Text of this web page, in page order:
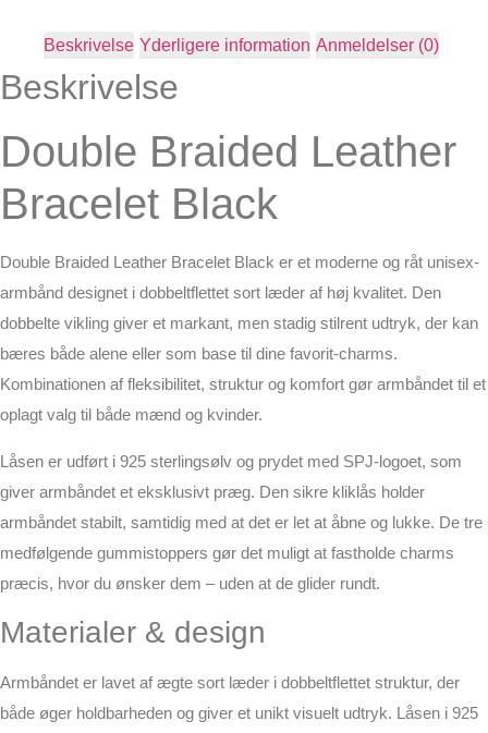
Beskrivelse Yderligere information Anmeldelser (0)
Beskrivelse
Double Braided Leather
Bracelet Black
Double Braided Leather Bracelet Black er et moderne og råt unisex-
armbånd designet i dobbeltflettet sort læder af høj kvalitet. Den
dobbelte vikling giver et markant, men stadig stilrent udtryk, der kan
bæres både alene eller som base til dine favorit-charms.
Kombinationen af fleksibilitet, struktur og komfort gør armbåndet til et
oplagt valg til både mænd og kvinder.
Låsen er udført i 925 sterlingsølv og prydet med SPJ-logoet, som
giver armbåndet et eksklusivt præg. Den sikre kliklås holder
armbåndet stabilt, samtidig med at det er let at åbne og lukke. De tre
medfølgende gummistoppers gør det muligt at fastholde charms
præcis, hvor du ønsker dem – uden at de glider rundt.
Materialer & design
Armbåndet er lavet af ægte sort læder i dobbeltflettet struktur, der
både øger holdbarheden og giver et unikt visuelt udtryk. Låsen i 925